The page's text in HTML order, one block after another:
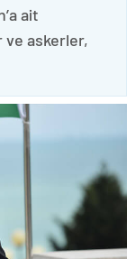
ait
askerler,